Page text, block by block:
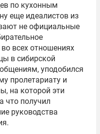
по кухонным
еще идеалистов из
не официальные
всех отношениях
в сибирской
уподобился
пролетариату и
на которой эти
что получил
руководства